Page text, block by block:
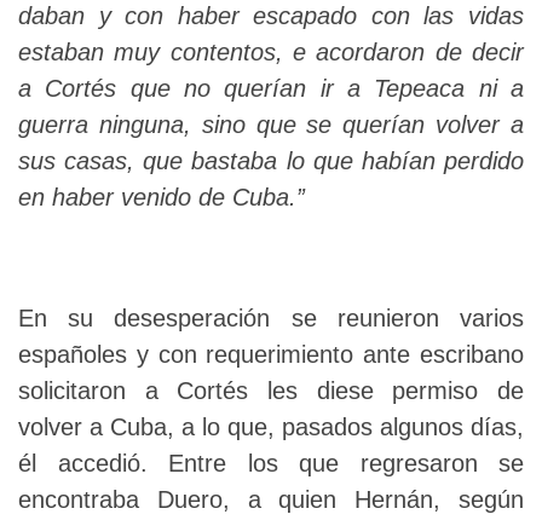
daban y con haber escapado con las vidas
estaban muy contentos, e acordaron de decir
a Cortés que no querían ir a Tepeaca ni a
guerra ninguna, sino que se querían volver a
sus casas, que bastaba lo que habían perdido
en haber venido de Cuba.”
En su desesperación se reunieron varios
españoles y con requerimiento ante escribano
solicitaron a Cortés les diese permiso de
volver a Cuba, a lo que, pasados algunos días,
él accedió. Entre los que regresaron se
encontraba Duero, a quien Hernán, según